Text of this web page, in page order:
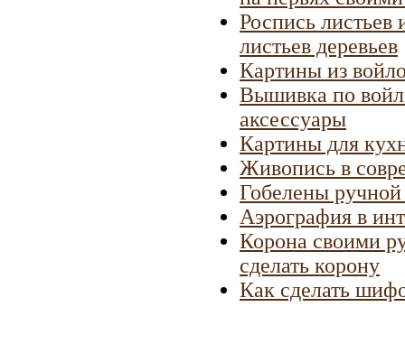
Роспись листьев
листьев деревьев
Картины из
Вышивка по
аксессуары
Картины для
Живопись в
Гобелены
Аэрография в
Корона своими
сделать корону
Как сделать